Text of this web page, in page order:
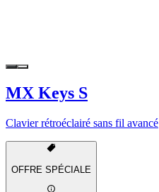
MX Keys S
Clavier rétroéclairé sans fil avancé
OFFRE SPÉCIALE